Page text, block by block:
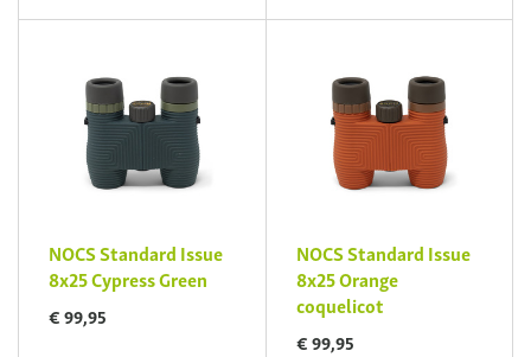
NOCS Standard Issue
8x25 Cypress Green
€ 99,95
NOCS Standard Issue
8x25 Orange
coquelicot
€ 99,95